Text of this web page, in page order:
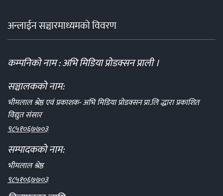
अन्लाईन सञ्चारमाध्यमको विवरण
कम्पनिको नाम : अभि मिडिया प्रोडक्सन प्राली ।
सञ्चालकको नाम:
भीमलाल श्रेष्ठ एवं प्रकाशक- अभि मिडिया प्रोडक्सन प्रा.लि द्धारा प्रकाशित
विद्युत संसार
९८५१०६७७०३
सम्पादकको नाम:
भीमलाल श्रेष्ठ
९८५१०६७७०३